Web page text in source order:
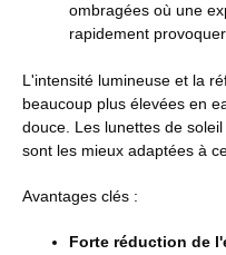
ombragées où une
rapidement
L'intensité lumineuse et la
beaucoup plus élevées en
douce. Les lunettes de
sont les mieux adaptées à
Avantages clés :
Forte réduction de